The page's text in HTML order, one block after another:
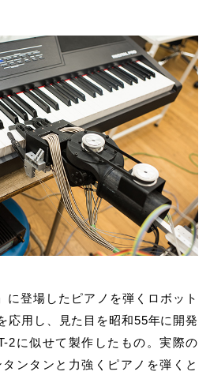
に登場したピアノを弾くロボット
応用し、見た目を昭和55年に開発
2に似せて製作したもの。実際の
ンタンと力強くピアノを弾くと